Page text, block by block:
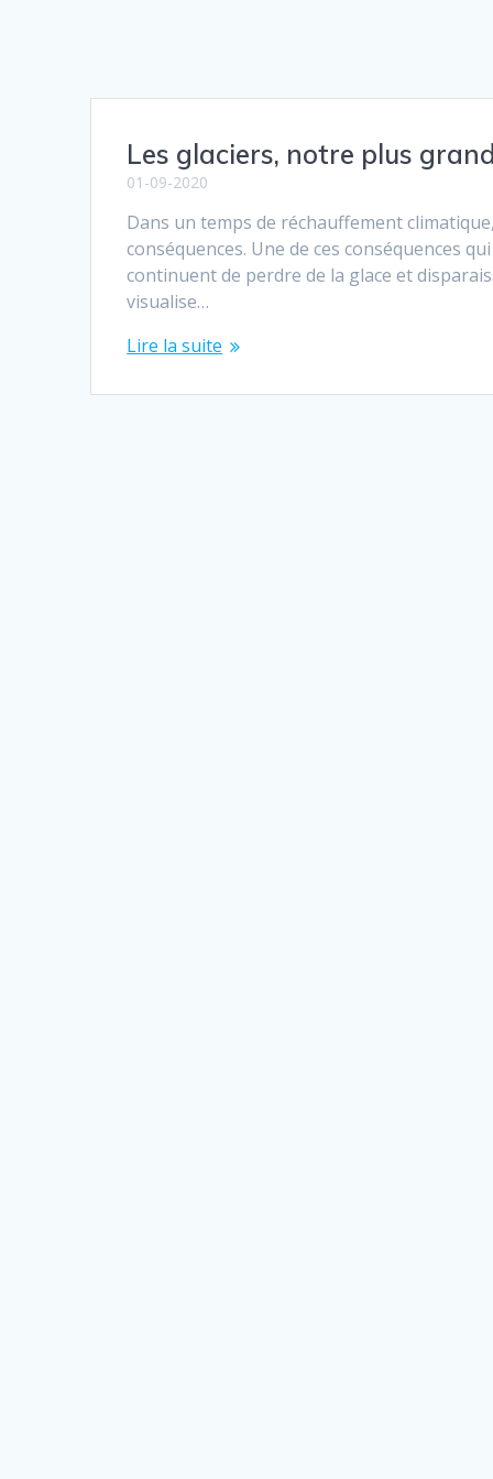
Les glaciers, notre plus
01-09-2020
Dans un temps de réchauffement
conséquences. Une de ces conséquences
continuent de perdre de la glace et
visualise…
Lire la suite